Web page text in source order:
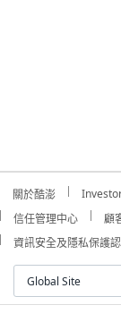
關於酷澎
信任管理中心
顧
資訊安全及隱私保護
Global Site